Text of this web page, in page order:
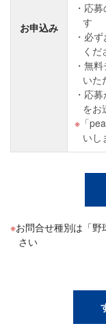
お申込み
応
す
必
くだ
無料
いた
応
をお
「
いし
お問合せ種別は「
さい